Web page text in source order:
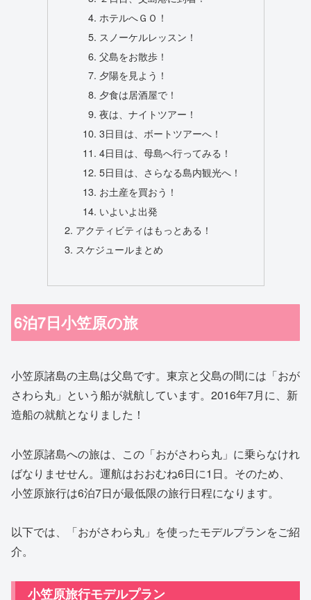
ホテルへＧＯ！
スノーケルレッスン！
父島をお散歩！
夕陽を見よう！
夕食は居酒屋で！
夜は、ナイトツアー！
3日目は、ボートツアーへ！
4日目は、母島へ行ってみる！
5日目は、さらなる島内観光へ！
お土産を買おう！
いよいよ出発
アクティビティはもっとある！
スケジュールまとめ
6泊7日小笠原の旅
小笠原諸島の主島は父島です。東京と父島の間には「おが
さわら丸」という船が就航しています。2016年7月に、新
造船の就航となりました！
小笠原諸島への旅は、この「おがさわら丸」に乗らなけれ
ばなりませせん。運航はおおむね6日に1日。そのため、
小笠原旅行は6泊7日が最低限の旅行日程になります。
以下では、「おがさわら丸」を使ったモデルプランをご紹
介。
小笠原旅行モデルプラン